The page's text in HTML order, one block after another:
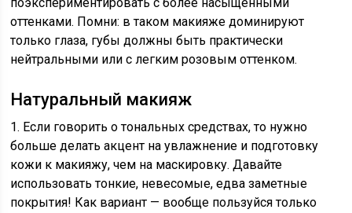
оттенками. Помни: в таком макияже доминируют
только глаза, губы должны быть практически
нейтральными или с легким розовым оттенком.
Натуральный макияж
1. Если говорить о тональных средствах, то нужно
больше делать акцент на увлажнение и подготовку
кожи к макияжу, чем на маскировку. Давайте
использовать тонкие, невесомые, едва заметные
покрытия! Как вариант — вообще пользуйся только